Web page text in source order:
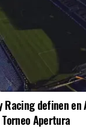
Racing definen
Apertura